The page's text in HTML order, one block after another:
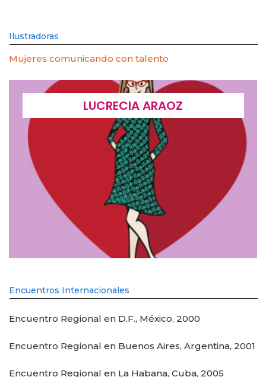
Ilustradoras
Mujeres comunicando con talento
LUCRECIA ARAOZ
Encuentros Internacionales
Encuentro Regional en D.F., México, 2000
Encuentro Regional en Buenos Aires, Argentina, 2001
Encuentro Regional en La Habana, Cuba, 2005